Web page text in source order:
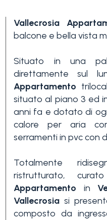
Vallecrosia
balcone e bella vista
Situato in una
direttamente sul
Appartamento
situato al piano 3 ed
anni fa e dotato di
calore per aria
serramenti in pvc con
Totalmente
ristrutturato,
Appartamento in
Vallecrosia si
composto da